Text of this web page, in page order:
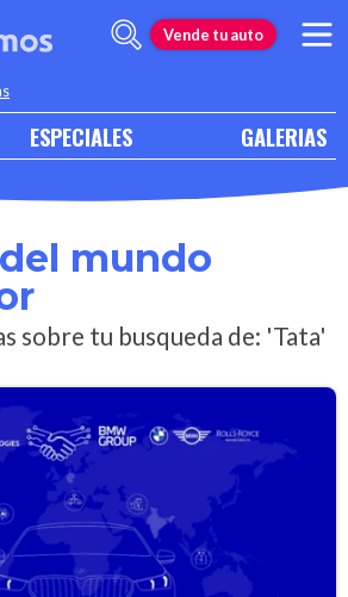
Vende tu auto
ESPECIALES GALERIAS
mundo
sobre tu busqueda de: 'Tata'